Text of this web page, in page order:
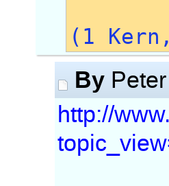
(1
By
http://